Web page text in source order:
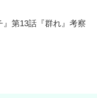
』第13話『群れ』考察